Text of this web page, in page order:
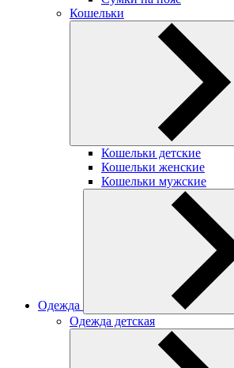
Кошельки
Кошельки детские
Кошельки женские
Кошельки мужские
Одежда
Одежда детская